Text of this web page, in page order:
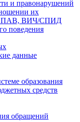
и правонарушений
их
ПАВ, ВИЧ/СПИД
поведения
данные
образования
средств
обращений